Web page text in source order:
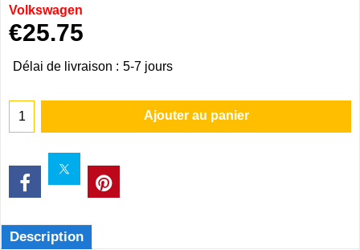
Volkswagen
€25.75
Délai de livraison : 5-7 jours
Ajouter au panier
Description